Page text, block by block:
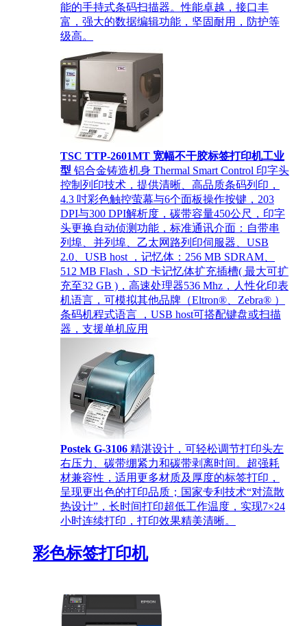
能的手持式条码扫描器。性能卓越，接口丰
富，强大的数据编辑功能，坚固耐用，防护等
级高。
TSC TTP-2601MT 宽幅不干胶标签打印机工业
型 铝合金铸造机身 Thermal Smart Control 印字头
控制列印技术，提供清晰、高品质条码列印，
4.3 吋彩色触控萤幕与6个面板操作按键，203
DPI与300 DPI解析度，碳带容量450公尺，印字
头更换自动侦测功能，标准通讯介面：自带串
列埠、并列埠、乙太网路列印伺服器、USB
2.0、USB host ，记忆体：256 MB SDRAM、
512 MB Flash，SD 卡记忆体扩充插槽( 最大可扩
充至32 GB )，高速处理器536 Mhz，人性化印表
机语言，可模拟其他品牌（Eltron®、Zebra® ）
条码机程式语言 ，USB host可搭配键盘或扫描
器，支援单机应用
Postek G-3106 精湛设计，可轻松调节打印头左
右压力、碳带绷紧力和碳带剥离时间。超强耗
材兼容性，适用更多材质及厚度的标签打印，
呈现更出色的打印品质；国家专利技术“对流散
热设计”，长时间打印超低工作温度，实现7×24
小时连续打印，打印效果精美清晰。
彩色标签打印机